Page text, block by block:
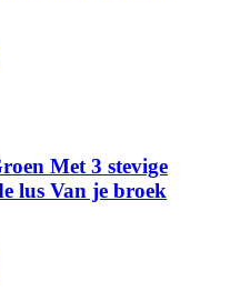
Met 3 stevige
lus Van je broek